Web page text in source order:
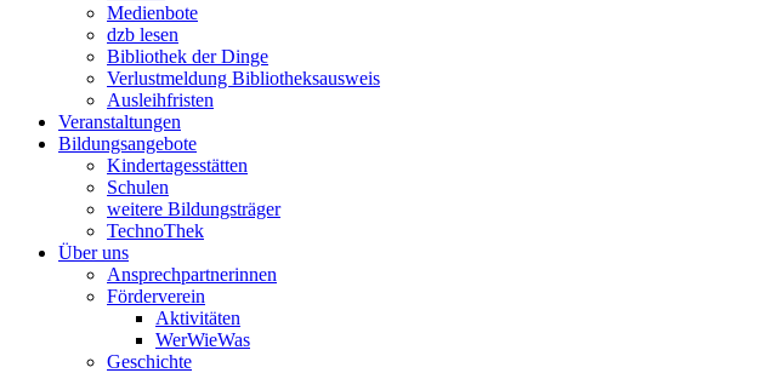
Medienbote
dzb lesen
Bibliothek der Dinge
Verlustmeldung Bibliotheksausweis
Ausleihfristen
Veranstaltungen
Bildungsangebote
Kindertagesstätten
Schulen
weitere Bildungsträger
TechnoThek
Über uns
Ansprechpartnerinnen
Förderverein
Aktivitäten
WerWieWas
Geschichte